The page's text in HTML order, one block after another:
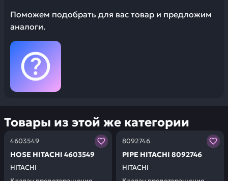
Поможем подобрать для вас товар и предложим
аналоги.
Товары из этой же категории
4603549
HITACHI
НОSЕ HITACHI 4603549
Заказывая запчасти у нас, вы получаете гарантию
8092746
HITACHI
РIРЕ HITACHI 8092746
Заказывая запчасти у